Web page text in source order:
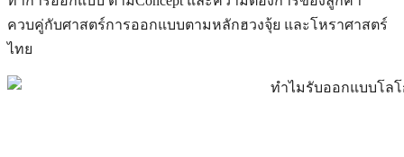
ควบคู่กับศาสตร์การออกแบบตามหลักฮวงจุ้ย และโหราศาสตร์
ไทย